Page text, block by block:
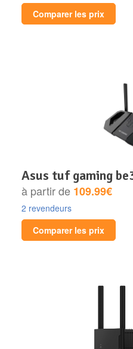
Comparer les prix
asus tuf gaming
à partir de 109.99€
2 revendeurs
Comparer les prix